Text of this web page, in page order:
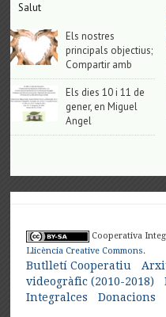
Salut
Els nostres
principals objectius;
Compartir amb
Els dies 10 i 11 de
gener, en Miguel
Angel
Cooperativa
Llicència Creative Commons.
Butlletí Cooperatiu
videogràfic (2010-2018)
Integralces
Donacions